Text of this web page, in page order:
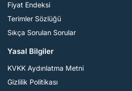
Fiyat Endeksi
Terimler Sözlüğü
Sıkça Sorulan Sorular
Yasal Bilgiler
KVKK Aydınlatma Metni
Gizlilik Politikası